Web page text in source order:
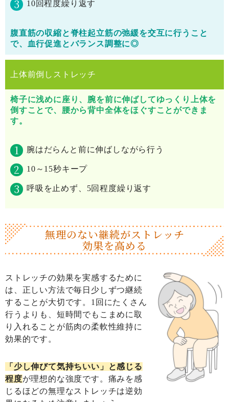
10回程度繰り返す
腹直筋の収縮と脊柱起立筋の弛緩を交互に行うこと
で、血行促進とバランス調整に◎
上体前倒しストレッチ
椅子に浅めに座り、腕を前に伸ばしてゆっくり上体を
倒すことで、腰から背中全体をほぐすことができま
す。
腕はだらんと前に伸ばしながら行う
10～15秒キープ
呼吸を止めず、5回程度繰り返す
無理のない継続がストレッチ
効果を高める
ストレッチの効果を実感するために
は、正しい方法で毎日少しずつ継続
することが大切です。1回にたくさん
行うよりも、短時間でもこまめに取
り入れることが筋肉の柔軟性維持に
効果的です。
「少し伸びて気持ちいい」と感じる
程度が理想的な強度です。痛みを感
じるほどの無理なストレッチは逆効